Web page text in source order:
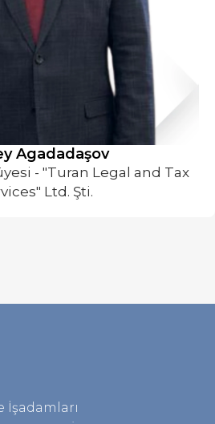
Agadadaşov
- "Turan Legal and Tax
Ltd. Şti.
İşadamları